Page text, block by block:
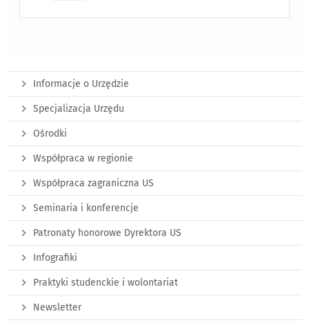
Informacje o Urzędzie
Specjalizacja Urzędu
Ośrodki
Współpraca w regionie
Współpraca zagraniczna US
Seminaria i konferencje
Patronaty honorowe Dyrektora US
Infografiki
Praktyki studenckie i wolontariat
Newsletter